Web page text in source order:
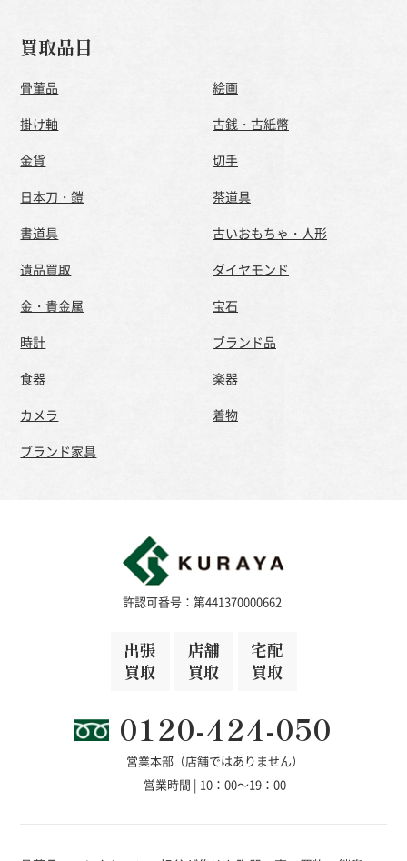
買取品目
骨董品
絵画
掛け軸
古銭・古紙幣
金貨
切手
日本刀・鎧
茶道具
書道具
古いおもちゃ・人形
遺品買取
ダイヤモンド
金・貴金属
宝石
時計
ブランド品
食器
楽器
カメラ
着物
ブランド家具
許認可番号：第441370000662
出張
買取
店舗
買取
宅配
買取
0120-424-050
営業本部（店舗ではありません）
営業時間 | 10：00～19：00